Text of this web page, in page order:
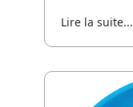
Lire la suite...